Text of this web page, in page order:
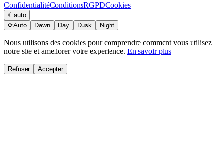
ConfidentialitéConditionsRGPDCookies
☾ auto
⟳Auto Dawn Day Dusk Night
Nous utilisons des cookies pour comprendre comment vous utilisez
notre site et ameliorer votre experience. En savoir plus
Refuser Accepter